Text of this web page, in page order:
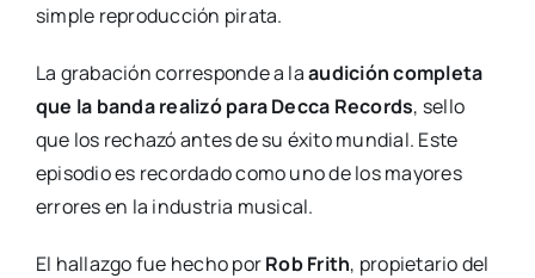
simple reproducción pirata.
La grabación corresponde a laaudición completa
que la banda realizó para Decca Records, sello
que los rechazó antes de su éxito mundial. Este
episodio es recordado como uno de los mayores
errores en la industria musical.
El hallazgo fue hecho porRob Frith, propietario del